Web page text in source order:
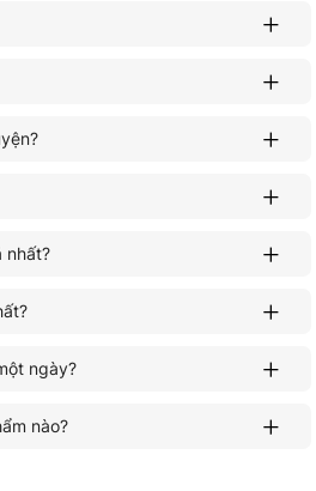
nhất?
ngày?
nào?